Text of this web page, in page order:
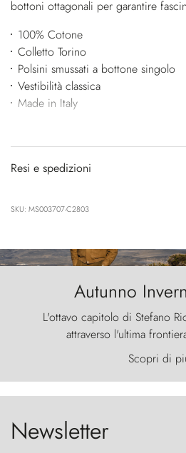
bottoni ottagonali per garantire
100% Cotone
Colletto Torino
Polsini smussati a bottone singolo
Vestibilità classica
Made in Italy
Resi e spedizioni
SKU: MS003707-C2803
Autunno
L'ottavo capitolo di Stefano
attraverso l'ultima
primordiale, dove il vento
furia ancestrale e le Torres
cielo come
Scopri di
Newsletter